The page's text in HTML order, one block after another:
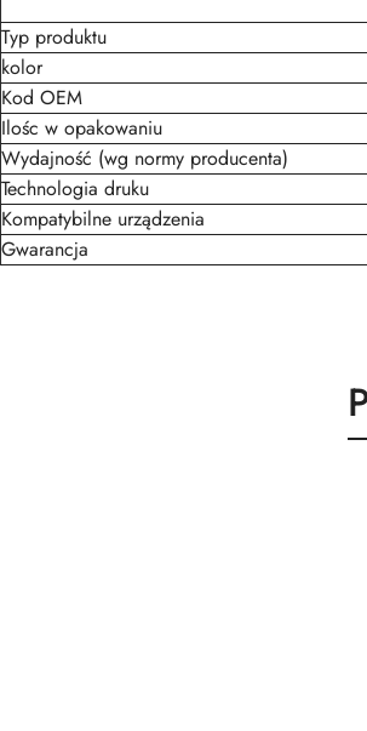
Typ produktu
kolor
Kod OEM
Ilośc w opakowaniu
Wydajność (wg normy producenta)
Technologia druku
Kompatybilne urządzenia
Gwarancja
o